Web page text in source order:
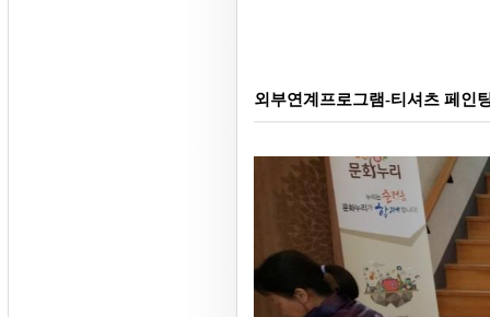
외부연계프로그램-티셔츠 페인